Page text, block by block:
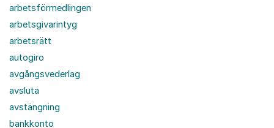
arbetsförmedlingen
arbetsgivarintyg
arbetsrätt
autogiro
avgångsvederlag
avsluta
avstängning
bankkonto